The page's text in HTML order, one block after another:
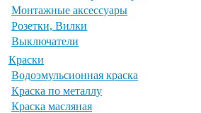
Монтажные аксессуары
Розетки, Вилки
Выключатели
Краски
Водоэмульсионная краска
Краска по металлу
Краска масляная